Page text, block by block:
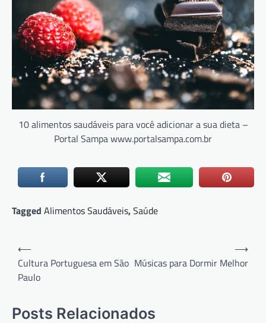
10 alimentos saudáveis para você adicionar a sua dieta –
Portal Sampa www.portalsampa.com.br
Tagged Alimentos Saudáveis,Saúde
Navegação
de
Post
⟵
Cultura Portuguesa em São
Paulo
Músicas para Dormir Melhor
⟶
Posts Relacionados